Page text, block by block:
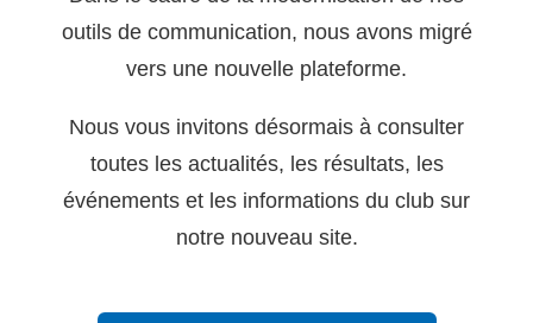
outils de communication, nous avons migré
vers une nouvelle plateforme.
Nous vous invitons désormais à consulter
toutes les actualités, les résultats, les
événements et les informations du club sur
notre nouveau site.